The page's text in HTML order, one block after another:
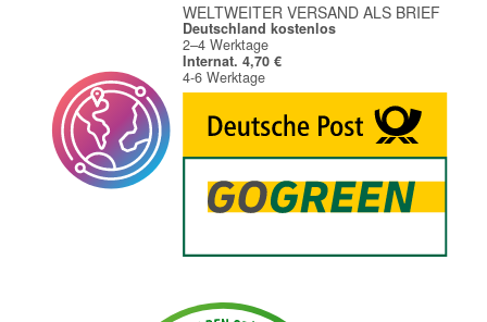
WELTWEITER VERSAND ALS BRIEF
Deutschland kostenlos
2–4 Werktage
Internat. 4,70 €
4-6 Werktage